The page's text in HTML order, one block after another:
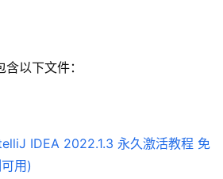
以下文件：